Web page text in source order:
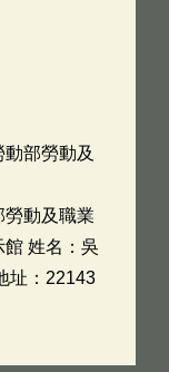
部勞動及
動及職業
姓名：吳
址：22143